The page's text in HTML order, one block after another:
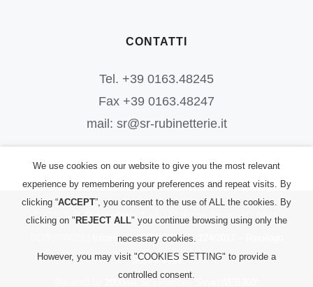
CONTATTI
Tel. +39 0163.48245
Fax +39 0163.48247
mail: sr@sr-rubinetterie.it
© 2026 S.R. Rubinetterie S.r.l. | All Rights Reserved | P.IVA:
Informativa PRIVACY|L. 124/2017 – Riepilogo
Sovvenzioni
We use cookies on our website to give you the most relevant
experience by remembering your preferences and repeat visits. By
clicking “ACCEPT”, you consent to the use of ALL the cookies. By
clicking on " REJECT ALL" you continue browsing using only the
necessary cookies.
However, you may visit "COOKIES SETTING" to provide a
controlled consent.